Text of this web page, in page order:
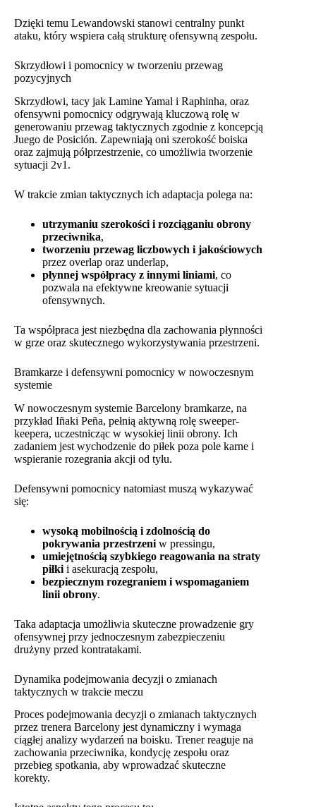
Dzięki temu Lewandowski stanowi centralny punkt
ataku, który wspiera całą strukturę ofensywną zespołu.
Skrzydłowi i pomocnicy w tworzeniu przewag
pozycyjnych
Skrzydłowi, tacy jak Lamine Yamal i Raphinha, oraz
ofensywni pomocnicy odgrywają kluczową rolę w
generowaniu przewag taktycznych zgodnie z koncepcją
Juego de Posición. Zapewniają oni szerokość boiska
oraz zajmują półprzestrzenie, co umożliwia tworzenie
sytuacji 2v1.
W trakcie zmian taktycznych ich adaptacja polega na:
utrzymaniu szerokości i rozciąganiu obrony
przeciwnika,
tworzeniu przewag liczbowych i jakościowych
przez overlap oraz underlap,
płynnej współpracy z innymi liniami, co
pozwala na efektywne kreowanie sytuacji
ofensywnych.
Ta współpraca jest niezbędna dla zachowania płynności
w grze oraz skutecznego wykorzystywania przestrzeni.
Bramkarze i defensywni pomocnicy w nowoczesnym
systemie
W nowoczesnym systemie Barcelony bramkarze, na
przykład Iñaki Peña, pełnią aktywną rolę sweeper-
keepera, uczestnicząc w wysokiej linii obrony. Ich
zadaniem jest wychodzenie do piłek poza pole karne i
wspieranie rozegrania akcji od tyłu.
Defensywni pomocnicy natomiast muszą wykazywać
się:
wysoką mobilnością i zdolnością do
pokrywania przestrzeni w pressingu,
umiejętnością szybkiego reagowania na straty
piłki i asekuracją zespołu,
bezpiecznym rozegraniem i wspomaganiem
linii obrony.
Taka adaptacja umożliwia skuteczne prowadzenie gry
ofensywnej przy jednoczesnym zabezpieczeniu
drużyny przed kontratakami.
Dynamika podejmowania decyzji o zmianach
taktycznych w trakcie meczu
Proces podejmowania decyzji o zmianach taktycznych
przez trenera Barcelony jest dynamiczny i wymaga
ciągłej analizy wydarzeń na boisku. Trener reaguje na
zachowania przeciwnika, kondycję zespołu oraz
przebieg spotkania, aby wprowadzać skuteczne
korekty.